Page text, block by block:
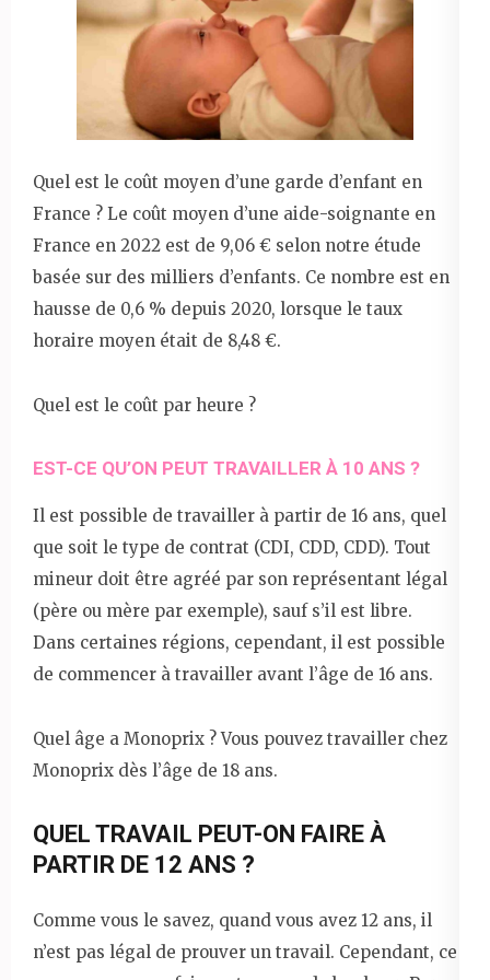
Quel est le coût moyen d’une garde d’enfant en
France ? Le coût moyen d’une aide-soignante en
France en 2022 est de 9,06 € selon notre étude
basée sur des milliers d’enfants. Ce nombre est en
hausse de 0,6 % depuis 2020, lorsque le taux
horaire moyen était de 8,48 €.
Quel est le coût par heure ?
EST-CE QU’ON PEUT TRAVAILLER À 10 ANS ?
Il est possible de travailler à partir de 16 ans, quel
que soit le type de contrat (CDI, CDD, CDD). Tout
mineur doit être agréé par son représentant légal
(père ou mère par exemple), sauf s’il est libre.
Dans certaines régions, cependant, il est possible
de commencer à travailler avant l’âge de 16 ans.
Quel âge a Monoprix ? Vous pouvez travailler chez
Monoprix dès l’âge de 18 ans.
QUEL TRAVAIL PEUT-ON FAIRE À
PARTIR DE 12 ANS ?
Comme vous le savez, quand vous avez 12 ans, il
n’est pas légal de prouver un travail. Cependant, ce